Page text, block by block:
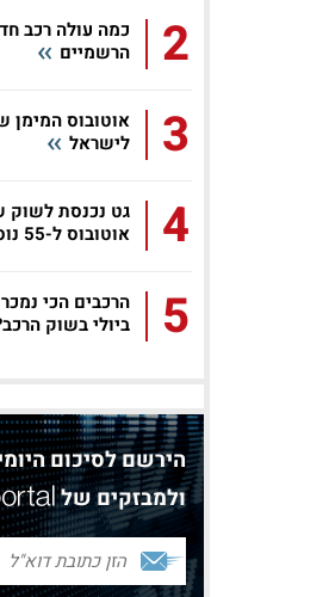
2
כמה עולה רכב
הרשמיים
3
אוטובוס המימן
לישראל
4
אוטובוס ל-55 נוסעים בהזמנה...
5
הרכבים הכי
ביולי בשוק
הירשם לסיכום
ולמבזקים של